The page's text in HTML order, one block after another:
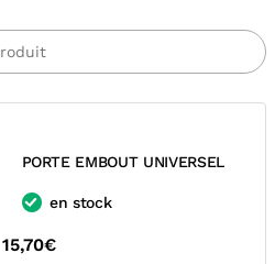
PORTE EMBOUT UNIVERSEL
en stock
15,70€